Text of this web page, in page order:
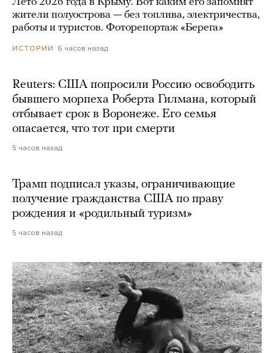
жители полуострова — без топлива, электричества,
работы и туристов. Фоторепортаж «Берега»
ИСТОРИИ 6 часов назад
Reuters: США попросили Россию освободить
бывшего морпеха Роберта Гилмана, который
отбывает срок в Воронеже. Его семья
опасается, что тот при смерти
5 часов назад
Трамп подписал указы, ограничивающие
получение гражданства США по праву
рождения и «родильный туризм»
5 часов назад